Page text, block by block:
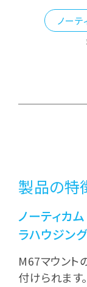
ノー
製品の特
ノーティカ
ラハウジン
M67マウント
付けられます。